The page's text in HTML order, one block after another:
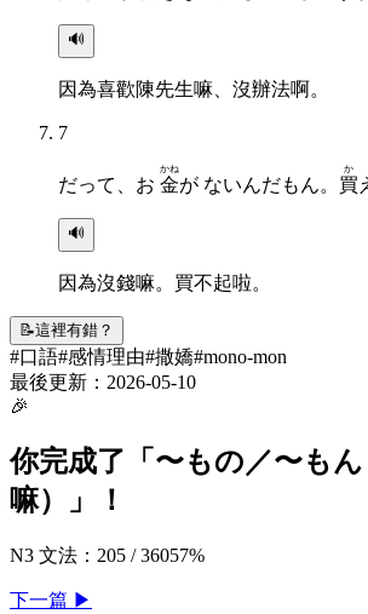
🔊
因為喜歡陳先生嘛、沒辦法啊。
7
だって、お 金
かね
が ないんだもん。 買
か
🔊
因為沒錢嘛。買不起啦。
📝這裡有錯？
#口語#感情理由#撒嬌#mono-mon
最後更新： 2026-05-10
🎉
你完成了「 〜もの／〜も
嘛）
」！
N3 文法 ： 205 /36057%
下一篇 ▶